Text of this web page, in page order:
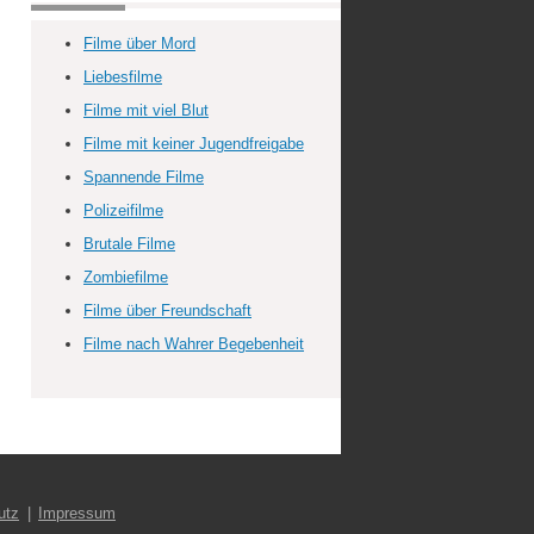
Filme über Mord
Liebesfilme
Filme mit viel Blut
Filme mit keiner Jugendfreigabe
Spannende Filme
Polizeifilme
Brutale Filme
Zombiefilme
Filme über Freundschaft
Filme nach Wahrer Begebenheit
Impressum